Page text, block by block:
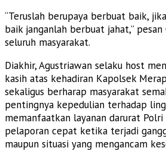
“Teruslah berupaya berbuat baik,
baik janganlah berbuat jahat,” pesan
seluruh masyarakat.
Diakhir, Agustriawan selaku host
kasih atas kehadiran Kapolsek
sekaligus berharap masyarakat
pentingnya kepedulian terhadap
memanfaatkan layanan darurat Polri
pelaporan cepat ketika terjadi
maupun situasi yang mengancam